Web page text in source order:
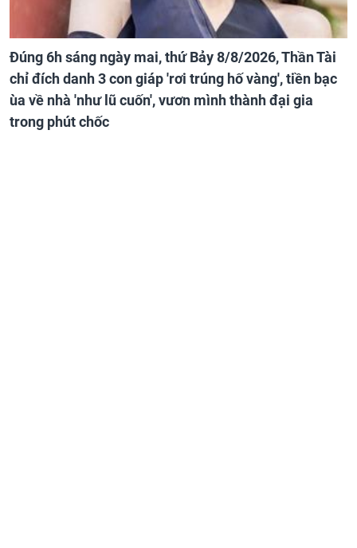
Đúng 6h sáng ngày mai, thứ Bảy 8/8/2026, Thần Tài
chỉ đích danh 3 con giáp 'rơi trúng hố vàng', tiền bạc
ùa về nhà 'như lũ cuốn', vươn mình thành đại gia
trong phút chốc